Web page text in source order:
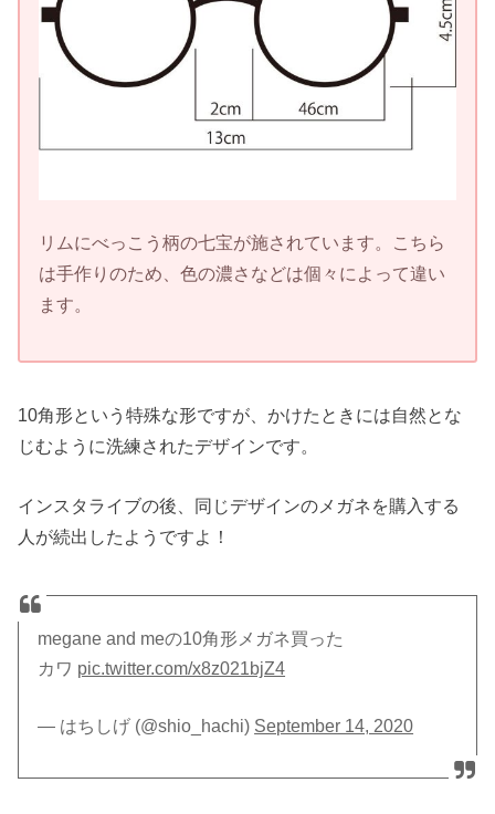
リムにべっこう柄の七宝が施されています。こちら
は手作りのため、色の濃さなどは個々によって違い
ます。
10角形という特殊な形ですが、かけたときには自然とな
じむように洗練されたデザインです。
インスタライブの後、同じデザインのメガネを購入する
人が続出したようですよ！
megane and meの10角形メガネ買った
カワ pic.twitter.com/x8z021bjZ4
— はちしげ (@shio_hachi) September 14, 2020